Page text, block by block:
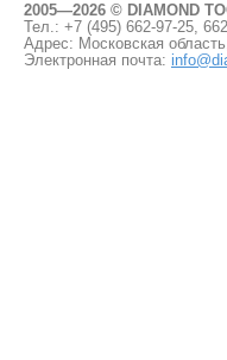
2005—2026 © DIAMOND
Тел.: +7 (495) 662-97-25,
Адрес: Московская
Электронная почта: